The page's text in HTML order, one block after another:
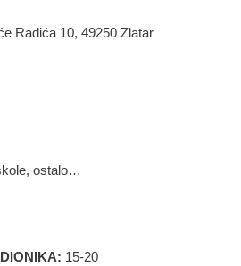
Radića 10, 49250 Zlatar
ostalo…
15-20